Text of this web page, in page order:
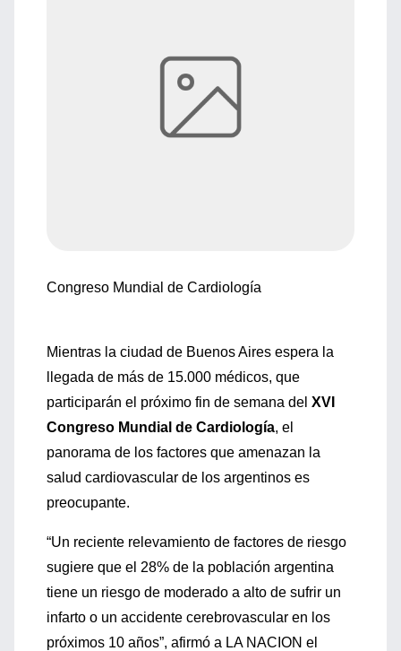
Congreso Mundial de Cardiología
Mientras la ciudad de Buenos Aires espera la
llegada de más de 15.000 médicos, que
participarán el próximo fin de semana del XVI
Congreso Mundial de Cardiología, el
panorama de los factores que amenazan la
salud cardiovascular de los argentinos es
preocupante.
“Un reciente relevamiento de factores de riesgo
sugiere que el 28% de la población argentina
tiene un riesgo de moderado a alto de sufrir un
infarto o un accidente cerebrovascular en los
próximos 10 años”, afirmó a LA NACION el